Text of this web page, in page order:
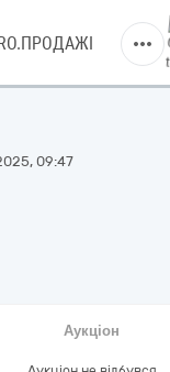
09:47
Аукціон